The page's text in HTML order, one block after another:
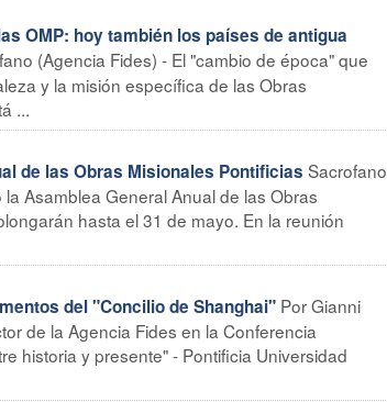
OMP: hoy también los países de antigua
(Agencia Fides) - El "cambio de época" que
y la misión específica de las Obras
...
de las Obras Misionales Pontificias Sacrofano
Asamblea General Anual de las Obras
hasta el 31 de mayo. En la reunión
del "Concilio de Shanghai" Por Gianni
de la Agencia Fides en la Conferencia
historia y presente" - Pontificia Universidad